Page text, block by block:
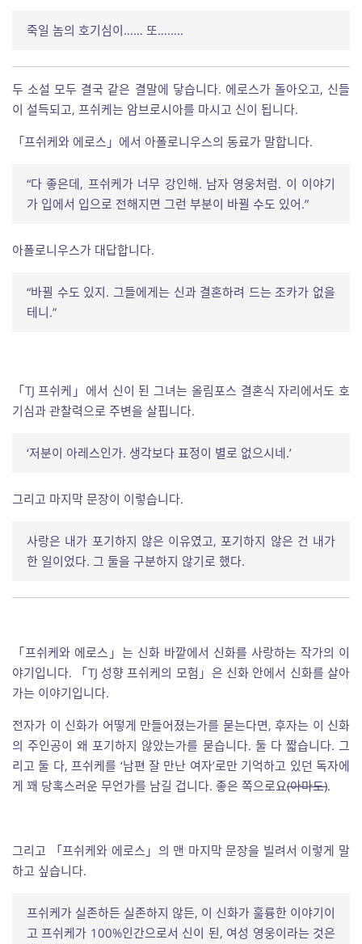
죽일 놈의 호기심이…… 또……..
두 소설 모두 결국 같은 결말에 닿습니다. 에로스가 돌아오고, 신들
이 설득되고, 프쉬케는 암브로시아를 마시고 신이 됩니다.
「프쉬케와 에로스」에서 아폴로니우스의 동료가 말합니다.
“다 좋은데, 프쉬케가 너무 강인해. 남자 영웅처럼. 이 이야기
가 입에서 입으로 전해지면 그런 부분이 바뀔 수도 있어.”
아폴로니우스가 대답합니다.
“바뀔 수도 있지. 그들에게는 신과 결혼하려 드는 조카가 없을
테니.”
「TJ 프쉬케」에서 신이 된 그녀는 올림포스 결혼식 자리에서도 호
기심과 관찰력으로 주변을 살핍니다.
‘저분이 아레스인가. 생각보다 표정이 별로 없으시네.’
그리고 마지막 문장이 이렇습니다.
사랑은 내가 포기하지 않은 이유였고, 포기하지 않은 건 내가
한 일이었다. 그 둘을 구분하지 않기로 했다.
「프쉬케와 에로스」는 신화 바깥에서 신화를 사랑하는 작가의 이
야기입니다. 「TJ 성향 프쉬케의 모험」은 신화 안에서 신화를 살아
가는 이야기입니다.
전자가 이 신화가 어떻게 만들어졌는가를 묻는다면, 후자는 이 신화
의 주인공이 왜 포기하지 않았는가를 묻습니다. 둘 다 짧습니다. 그
리고 둘 다, 프쉬케를 ‘남편 잘 만난 여자’로만 기억하고 있던 독자에
게 꽤 당혹스러운 무언가를 남길 겁니다. 좋은 쪽으로요(아마도).
그리고 「프쉬케와 에로스」의 맨 마지막 문장을 빌려서 이렇게 말
하고 싶습니다.
프쉬케가 실존하든 실존하지 않든, 이 신화가 훌륭한 이야기이
고 프쉬케가 100%인간으로서 신이 된, 여성 영웅이라는 것은